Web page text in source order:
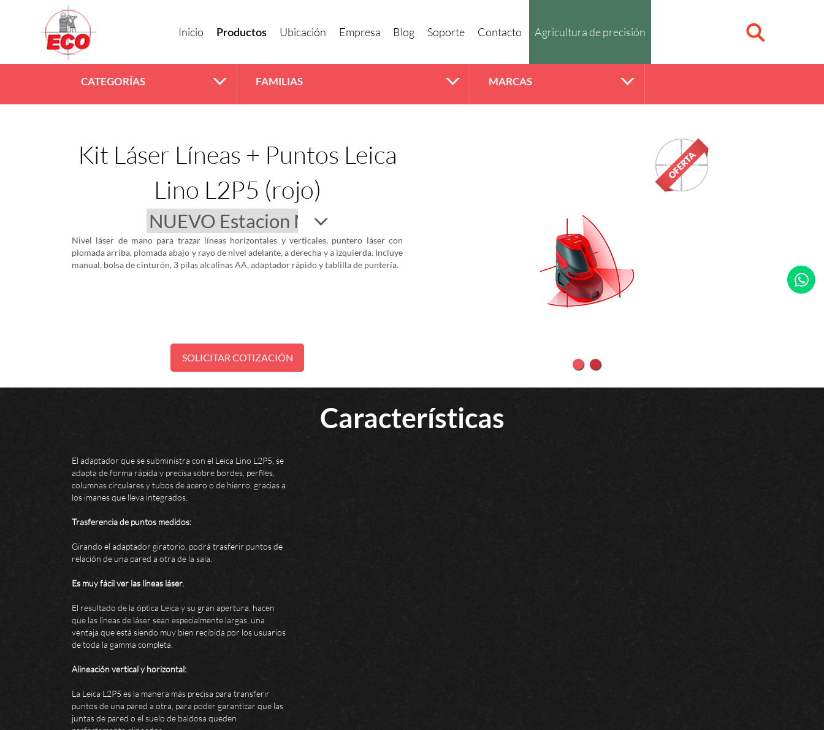
Inicio Productos Ubicación Empresa Blog Soporte Contacto Agricultura de precisión
CATEGORÍAS FAMILIAS MARCAS
Kit Láser Líneas + Puntos Leica
Lino L2P5 (rojo)
Nivel láser de mano para trazar líneas horizontales y verticales, puntero láser con
plomada arriba, plomada abajo y rayo de nivel adelante, a derecha y a izquierda. Incluye
manual, bolsa de cinturón, 3 pilas alcalinas AA, adaptador rápido y tablilla de puntería.
SOLICITAR COTIZACIÓN
Características
El adaptador que se subministra con el Leica Lino L2P5, se
adapta de forma rápida y precisa sobre bordes, perfiles,
columnas circulares y tubos de acero o de hierro, gracias a
los imanes que lleva integrados.
Trasferencia de puntos medidos:
Girando el adaptador giratorio, podrá trasferir puntos de
relación de una pared a otra de la sala.
Es muy fácil ver las líneas láser.
El resultado de la óptica Leica y su gran apertura, hacen
que las líneas de láser sean especialmente largas, una
ventaja que está siendo muy bien recibida por los usuarios
de toda la gamma completa.
Alineación vertical y horizontal:
La Leica L2P5 es la manera más precisa para transferir
puntos de una pared a otra, para poder garantizar que las
juntas de pared o el suelo de baldosa queden